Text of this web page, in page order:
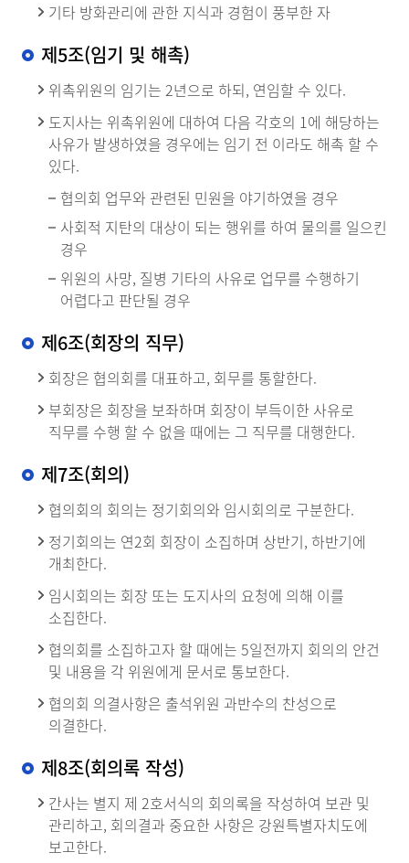
기타 방화관리에 관한 지식과 경험이 풍부한 자
제5조(임기 및 해촉)
위촉위원의 임기는 2년으로 하되, 연임할 수 있다.
도지사는 위촉위원에 대하여 다음 각호의 1에 해당하는
사유가 발생하였을 경우에는 임기 전 이라도 해촉 할 수
있다.
협의회 업무와 관련된 민원을 야기하였을 경우
사회적 지탄의 대상이 되는 행위를 하여 물의를 일으킨
경우
위원의 사망, 질병 기타의 사유로 업무를 수행하기
어렵다고 판단될 경우
제6조(회장의 직무)
회장은 협의회를 대표하고, 회무를 통할한다.
부회장은 회장을 보좌하며 회장이 부득이한 사유로
직무를 수행 할 수 없을 때에는 그 직무를 대행한다.
제7조(회의)
협의회의 회의는 정기회의와 임시회의로 구분한다.
정기회의는 연2회 회장이 소집하며 상반기, 하반기에
개최한다.
임시회의는 회장 또는 도지사의 요청에 의해 이를
소집한다.
협의회를 소집하고자 할 때에는 5일전까지 회의의 안건
및 내용을 각 위원에게 문서로 통보한다.
협의회 의결사항은 출석위원 과반수의 찬성으로
의결한다.
제8조(회의록 작성)
간사는 별지 제 2호서식의 회의록을 작성하여 보관 및
관리하고, 회의결과 중요한 사항은 강원특별자치도에
보고한다.